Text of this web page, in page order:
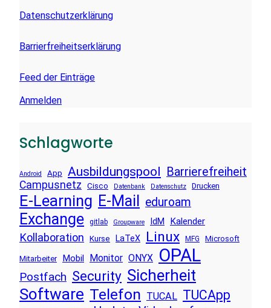
Datenschutzerklärung
Barrierfreiheitserklärung
Feed der Einträge
Anmelden
Schlagworte
Android App Ausbildungspool Barrierefreiheit
Campusnetz Cisco Datenbank Datenschutz Drucken
E-Learning E-Mail eduroam
Exchange gitlab Groupware IdM Kalender
Kollaboration Kurse LaTeX Linux MFG Microsoft
Mitarbeiter Mobil Monitor ONYX OPAL
Postfach Security Sicherheit
Software Telefon TUCAL TUCApp